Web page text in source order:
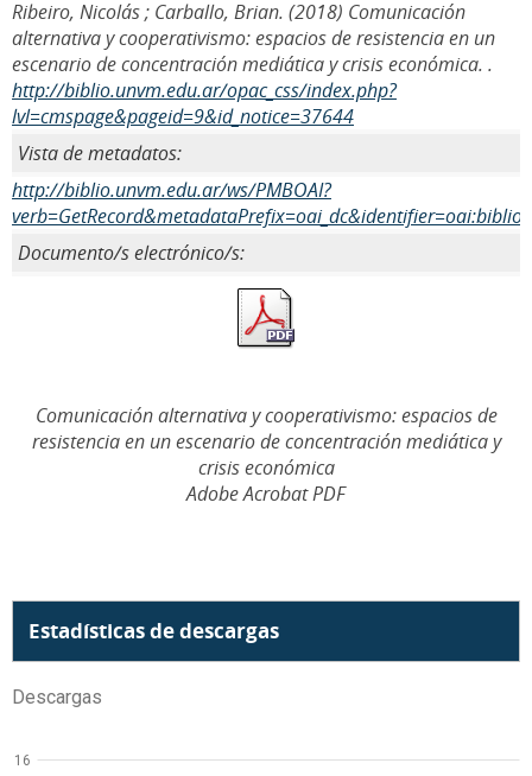
Ribeiro, Nicolás ; Carballo, Brian. (2018) Comunicación
alternativa y cooperativismo: espacios de resistencia en un
escenario de concentración mediática y crisis económica. .
http://biblio.unvm.edu.ar/opac_css/index.php?
lvl=cmspage&pageid=9&id_notice=37644
Vista de metadatos:
http://biblio.unvm.edu.ar/ws/PMBOAI?
Documento/s electrónico/s:
Comunicación alternativa y cooperativismo: espacios de
resistencia en un escenario de concentración mediática y
crisis económica
Adobe Acrobat PDF
Estadísticas de descargas
Descargas
16